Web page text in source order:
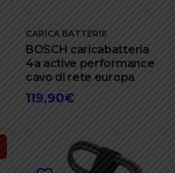
CARICA BATTERIE
BOSCH caricabatteria
4a active performance
cavo di rete europa
119,90€